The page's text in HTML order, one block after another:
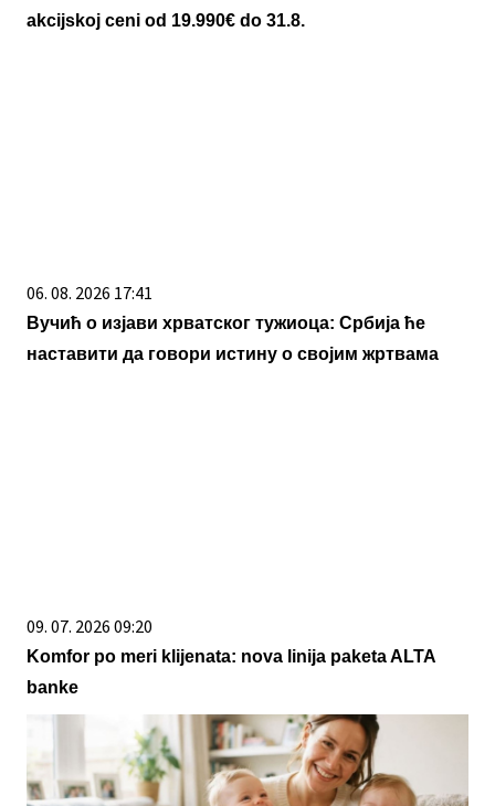
akcijskoj ceni od 19.990€ do 31.8.
06. 08. 2026 17:41
Вучић о изјави хрватског тужиоца: Србија ће
наставити да говори истину о својим жртвама
09. 07. 2026 09:20
Komfor po meri klijenata: nova linija paketa ALTA
banke